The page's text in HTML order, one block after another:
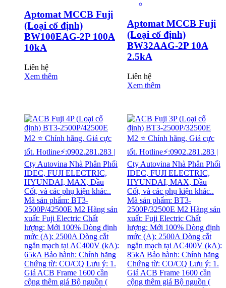
Aptomat MCCB Fuji
(Loại cố định)
BW100EAG-2P 100A
10kA
Liên hệ
Xem thêm
Aptomat MCCB Fuji
(Loại cố định)
BW32AAG-2P 10A
2.5kA
Liên hệ
Xem thêm